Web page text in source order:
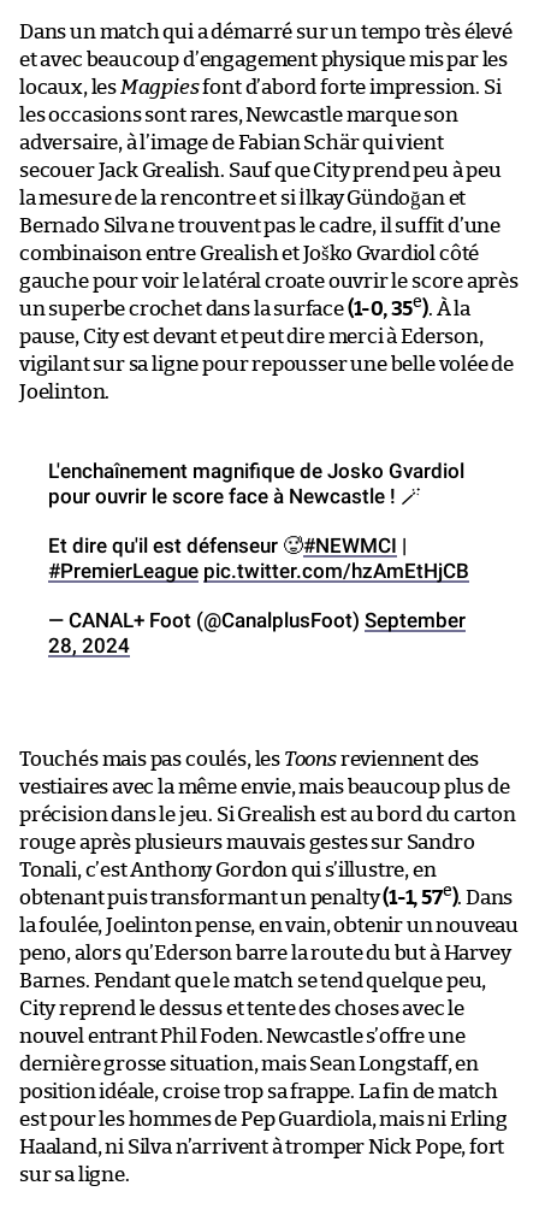
Dans un match qui a démarré sur un tempo très élevé
et avec beaucoup d’engagement physique mis par les
locaux, les Magpiesfont d’abord forte impression. Si
les occasions sont rares, Newcastle marque son
adversaire, à l’image de Fabian Schär qui vient
secouer Jack Grealish. Sauf que City prend peu à peu
la mesure de la rencontre et si İlkay Gündoğan et
Bernado Silva ne trouvent pas le cadre, il suffit d’une
combinaison entre Grealish et Joško Gvardiol côté
gauche pour voir le latéral croate ouvrir le score après
un superbe crochet dans la surface(1-0, 35e). À la
pause, City est devant et peut dire merci à Ederson,
vigilant sur sa ligne pour repousser une belle volée de
Joelinton.
L'enchaînement magnifique de Josko Gvardiol
pour ouvrir le score face à Newcastle ! 🪄
Et dire qu'il est défenseur 🥵#NEWMCI |
#PremierLeague pic.twitter.com/hzAmEtHjCB
— CANAL+ Foot (@CanalplusFoot) September
28, 2024
Touchés mais pas coulés, les Toonsreviennent des
vestiaires avec la même envie, mais beaucoup plus de
précision dans le jeu. Si Grealish est au bord du carton
rouge après plusieurs mauvais gestes sur Sandro
Tonali, c’est Anthony Gordon qui s’illustre, en
obtenant puis transformant un penalty(1-1, 57e). Dans
la foulée, Joelinton pense, en vain, obtenir un nouveau
peno, alors qu’Ederson barre la route du but à Harvey
Barnes. Pendant que le match se tend quelque peu,
City reprend le dessus et tente des choses avec le
nouvel entrant Phil Foden. Newcastle s’offre une
dernière grosse situation, mais Sean Longstaff, en
position idéale, croise trop sa frappe. La fin de match
est pour les hommes de Pep Guardiola, mais ni Erling
Haaland, ni Silva n’arrivent à tromper Nick Pope, fort
sur sa ligne.